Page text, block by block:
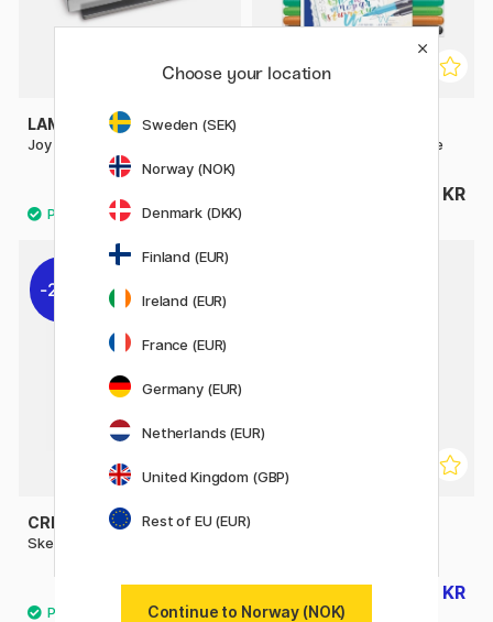
LAMY
Joy Calligraphy Set Brush Letter Duo 12-pakke
165 KR
20%
CREATIV COMPANY
Sketch Marker 12-set
168 KR 351 KR
Choose your location
Sweden (SEK)
Norway (NOK)
Denmark (DKK)
Finland (EUR)
Ireland (EUR)
France (EUR)
Germany (EUR)
Netherlands (EUR)
United Kingdom (GBP)
Rest of EU (EUR)
Continue to Norway (NOK)